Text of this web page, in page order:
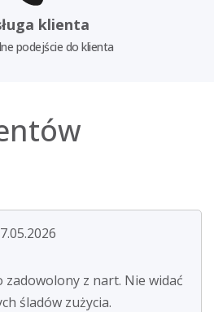
klienta
podejście do klienta
zadowolony z nart. Nie widać
śladów zużycia.